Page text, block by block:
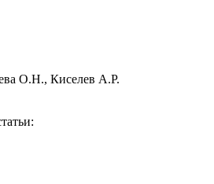
О.Н., Киселев А.Р.